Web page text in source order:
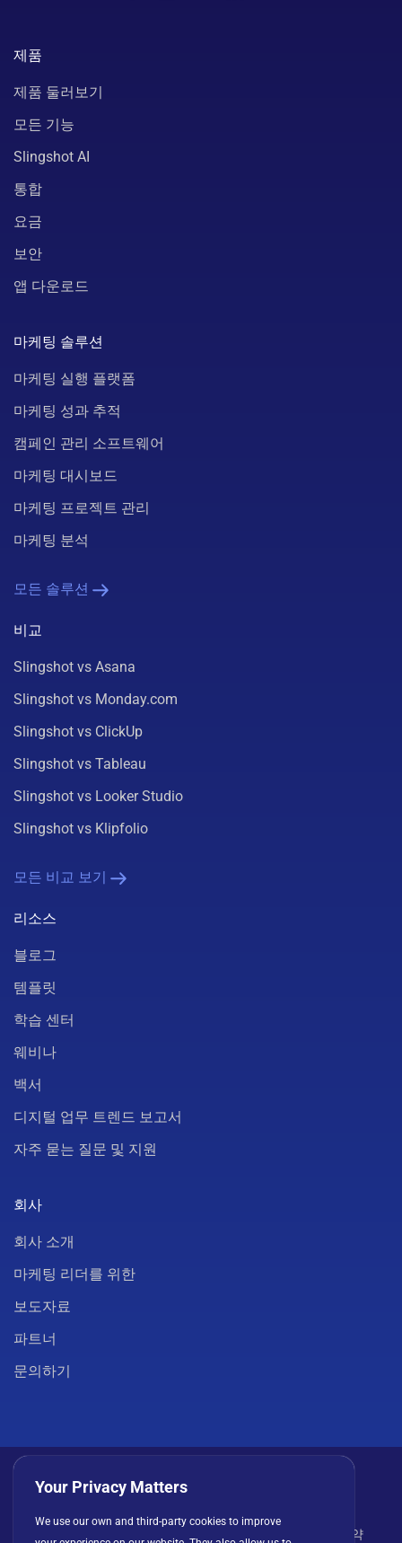
제품
제품 둘러보기
모든 기능
Slingshot AI
통합
요금
보안
앱 다운로드
마케팅 솔루션
마케팅 실행 플랫폼
마케팅 성과 추적
캠페인 관리 소프트웨어
마케팅 대시보드
마케팅 프로젝트 관리
마케팅 분석
모든 솔루션
비교
Slingshot vs Asana
Slingshot vs Monday.com
Slingshot vs ClickUp
Slingshot vs Tableau
Slingshot vs Looker Studio
Slingshot vs Klipfolio
모든 비교 보기
리소스
블로그
템플릿
학습 센터
웨비나
백서
디지털 업무 트렌드 보고서
자주 묻는 질문 및 지원
회사
회사 소개
마케팅 리더를 위한
보도자료
파트너
문의하기
라이선스 계약
Your Privacy Matters
We use our own and third-party cookies to improve